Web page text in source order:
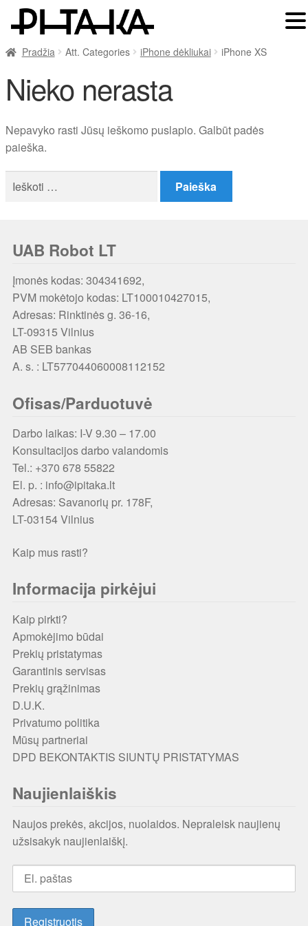
Pradžia Att. Categories iPhone dėkliukai iPhone XS
Nieko nerasta
Nepavyko rasti Jūsų ieškomo puslapio. Galbūt padės
paieška.
Ieškoti:
UAB Robot LT
Įmonės kodas: 304341692,
PVM mokėtojo kodas: LT100010427015,
Adresas: Rinktinės g. 36-16,
LT-09315 Vilnius
AB SEB bankas
A. s. : LT577044060008112152
Ofisas/Parduotuvė
Darbo laikas: I-V 9.30 – 17.00
Konsultacijos darbo valandomis
Tel.: +370 678 55822
El. p. : info@ipitaka.lt
Adresas: Savanorių pr. 178F,
LT-03154 Vilnius
Kaip mus rasti?
Informacija pirkėjui
Kaip pirkti?
Apmokėjimo būdai
Prekių pristatymas
Garantinis servisas
Prekių grąžinimas
D.U.K.
Privatumo politika
Mūsų partneriai
DPD BEKONTAKTIS SIUNTŲ PRISTATYMAS
Naujienlaiškis
Naujos prekės, akcijos, nuolaidos. Nepraleisk naujienų
užsisakyk naujienlaiškį.